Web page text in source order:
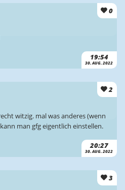
0
19:54
30. AUG. 2022
2
20:27
30. AUG. 2022
witzig. mal was anderes (wenn
man gfg eigentlich einstellen.
3